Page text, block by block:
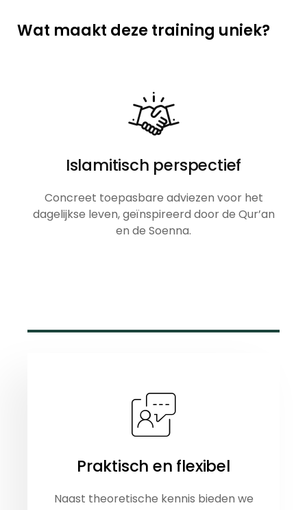
Wat maakt deze training uniek?
Islamitisch perspectief
Concreet toepasbare adviezen voor het
dagelijkse leven, geïnspireerd door de Qur’an
en de Soenna.
Praktisch en flexibel
Naast theoretische kennis bieden we